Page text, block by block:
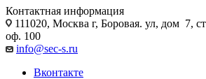
Контактная информация
111020, Москва г, Боровая. ул, дом 7,
оф. 100
info@sec-s.ru
Вконтакте